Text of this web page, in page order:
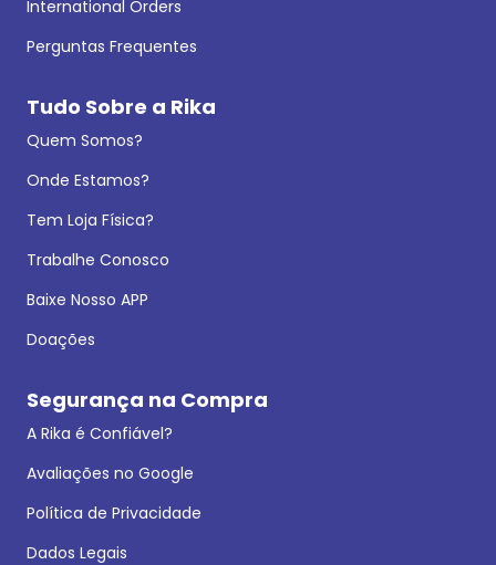
International Orders
Perguntas Frequentes
Tudo Sobre a Rika
Quem Somos?
Onde Estamos?
Tem Loja Física?
Trabalhe Conosco
Baixe Nosso APP
Doações
Segurança na Compra
A Rika é Confiável?
Avaliações no Google
Política de Privacidade
Dados Legais